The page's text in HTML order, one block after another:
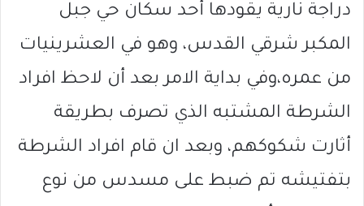
دراجة نارية يقودها أحد سكان حي جبل
المكبر شرقي القدس، وهو في العشرينيات
من عمره،وفي بداية الامر بعد أن لاحظ افراد
الشرطة المشتبه الذي تصرف بطريقة
أثارت شكوكهم، وبعد ان قام افراد الشرطة
بتفتيشه تم ضبط على مسدس من نوع